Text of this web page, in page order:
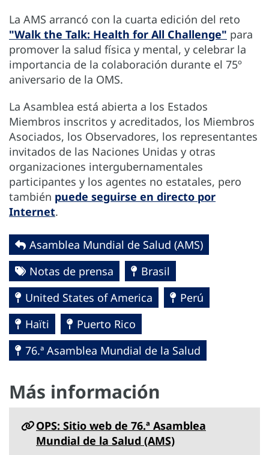
La AMS arrancó con la cuarta edición del reto
"Walk the Talk: Health for All Challenge" para
promover la salud física y mental, y celebrar la
importancia de la colaboración durante el 75º
aniversario de la OMS.
La Asamblea está abierta a los Estados
Miembros inscritos y acreditados, los Miembros
Asociados, los Observadores, los representantes
invitados de las Naciones Unidas y otras
organizaciones intergubernamentales
participantes y los agentes no estatales, pero
también puede seguirse en directo por
Internet.
Asamblea Mundial de Salud (AMS)
Notas de prensa
Brasil
United States of America
Perú
Haïti
Puerto Rico
76.ª Asamblea Mundial de la Salud
Más información
OPS: Sitio web de 76.ª Asamblea
Mundial de la Salud (AMS)